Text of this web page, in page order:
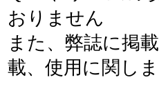
おりません
また、弊誌に掲
載、使用に関し